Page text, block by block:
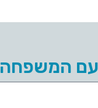
עם המשפחה